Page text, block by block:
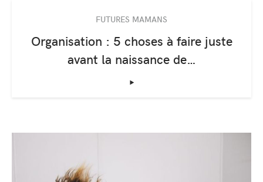
FUTURES MAMANS
Organisation : 5 choses à faire juste
avant la naissance de…
‣